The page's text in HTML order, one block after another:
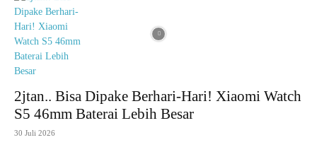
2jtan.. Bisa Dipake Berhari-Hari! Xiaomi Watch
S5 46mm Baterai Lebih Besar
30 Juli 2026